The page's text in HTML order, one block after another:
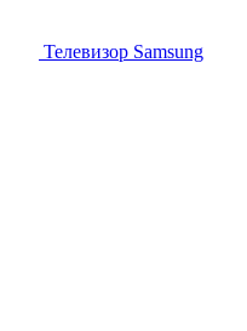
Телевизор Samsung